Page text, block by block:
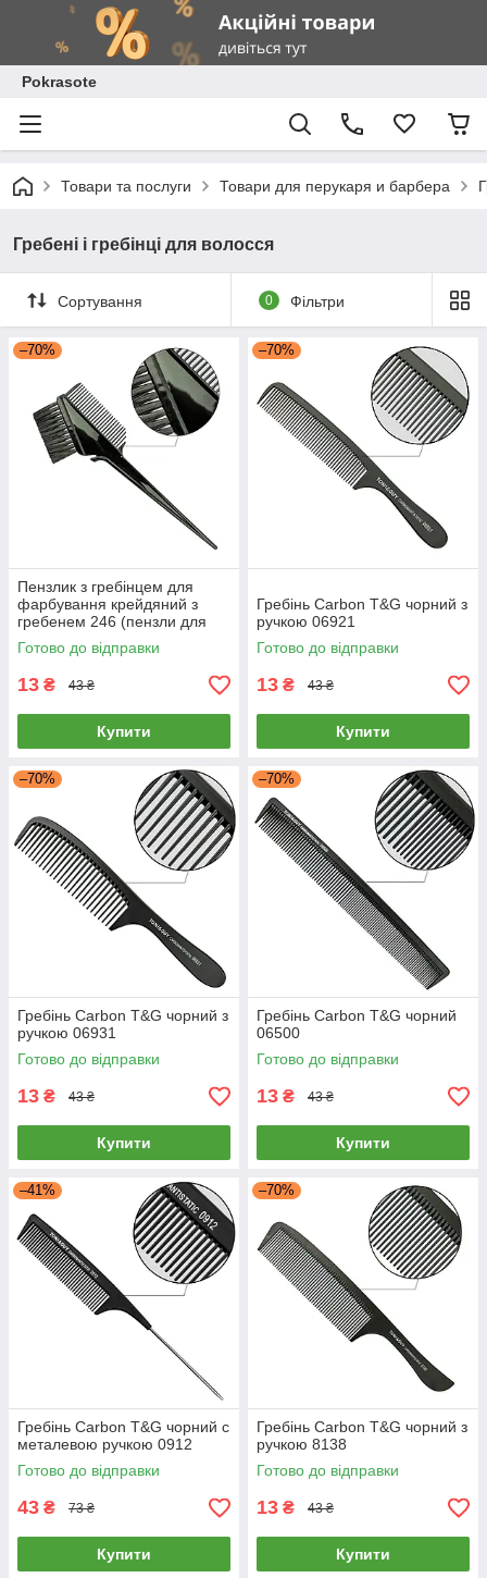
Pokrasote
Товари та послуги Товари для перукаря и барбера
Гребені і гребінці для волосся
Сортування 0 Фільтри
–70%
Пензлик з гребінцем для
фарбування крейдяний з
гребенем 246 (пензли для
малювання)
Готово до відправки
13 ₴ 43 ₴
Купити
–70%
Гребінь Carbon T&G чорний з
ручкою 06921
Готово до відправки
13 ₴ 43 ₴
Купити
–70%
Гребінь Carbon T&G чорний з
ручкою 06931
Готово до відправки
13 ₴ 43 ₴
Купити
–70%
Гребінь Carbon T&G чорний
06500
Готово до відправки
13 ₴ 43 ₴
Купити
–41%
Гребінь Carbon T&G чорний c
металевою ручкою 0912
Готово до відправки
43 ₴ 73 ₴
Купити
–70%
Гребінь Carbon T&G чорний з
ручкою 8138
Готово до відправки
13 ₴ 43 ₴
Купити